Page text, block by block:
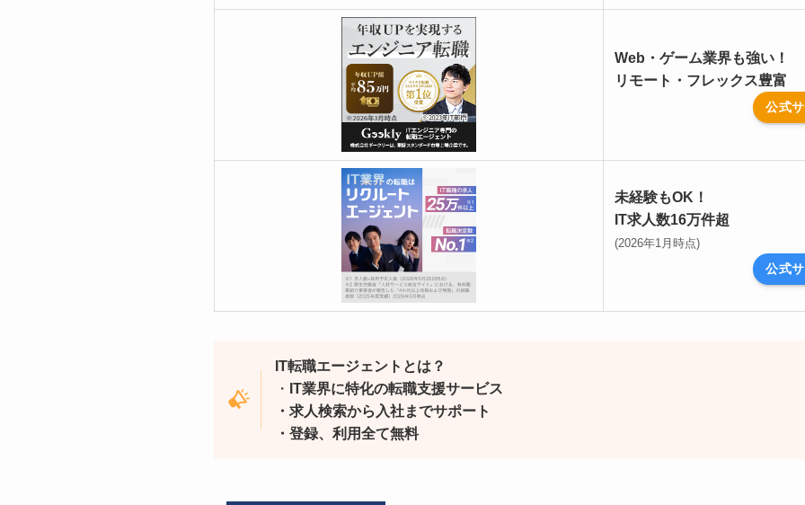
Web・ゲーム業界も強い！
リモート・フレックス豊富
公式
未経験もOK！
IT求人数16万件超
(2026年1月時点)
公式
IT転職エージェントとは？
・ IT業界に特化の転職支援サービス
・求人検索から入社までサポート
・登録、利用全て無料